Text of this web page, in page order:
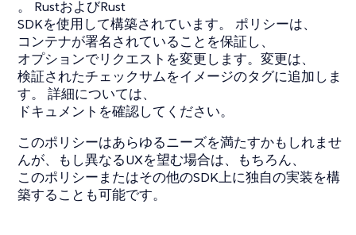
。 RustおよびRust
SDKを使用して構築されています。 ポリシーは、
コンテナが署名されていることを保証し、
オプションでリクエストを変更します。変更は、
検証されたチェックサムをイメージのタグに追加しま
す。 詳細については、
ドキュメントを確認してください。
このポリシーはあらゆるニーズを満たすかもしれませ
んが、もし異なるUXを望む場合は、もちろん、
このポリシーまたはその他のSDK上に独自の実装を構
築することも可能です。